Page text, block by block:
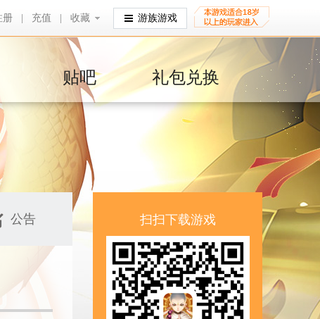
册 充值 收藏
收藏 游族游戏
贴吧 礼包兑换
公告 扫扫下载游戏